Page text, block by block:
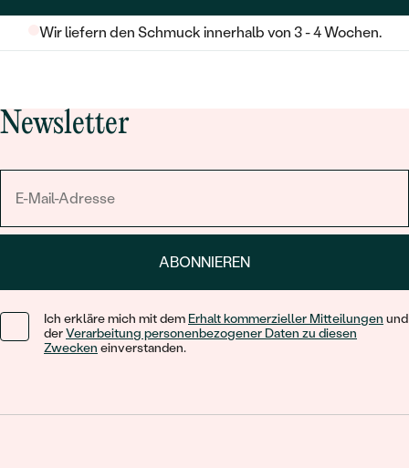
Wir liefern den Schmuck innerhalb von 3 - 4 Wochen.
Newsletter
ABONNIEREN
Ich erkläre mich mit dem Erhalt kommerzieller Mitteilungen und
derVerarbeitung personenbezogener Daten zu diesen
Zwecken einverstanden.